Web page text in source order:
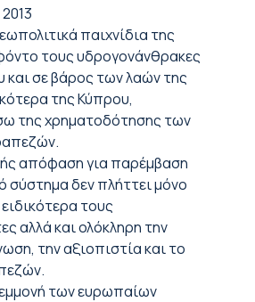
παιχνίδια της
τους υδρογονάνθρακες
και σε βάρος των λαών της
της Κύπρου,
της χρηματοδότησης των
απόφαση για παρέμβαση
σύστημα δεν πλήττει μόνο
τους
αλλά και ολόκληρη την
την αξιοπιστία και το
των ευρωπαίων